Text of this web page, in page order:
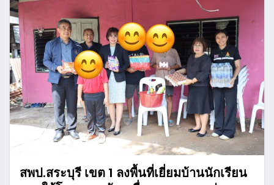
สพป.สระบุรี เขต 1 ลงพื้นที่เยี่ยมบ้านนักเรียน